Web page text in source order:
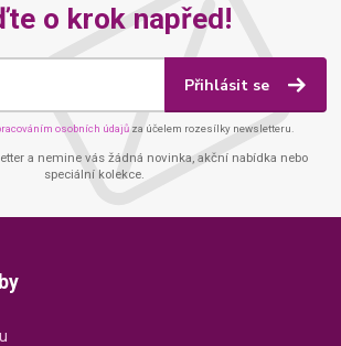
o krok napřed!
Přihlásit se
osobních údajů za účelem rozesílky newsletteru.
a nemine vás žádná novinka, akční nabídka nebo
speciální kolekce.